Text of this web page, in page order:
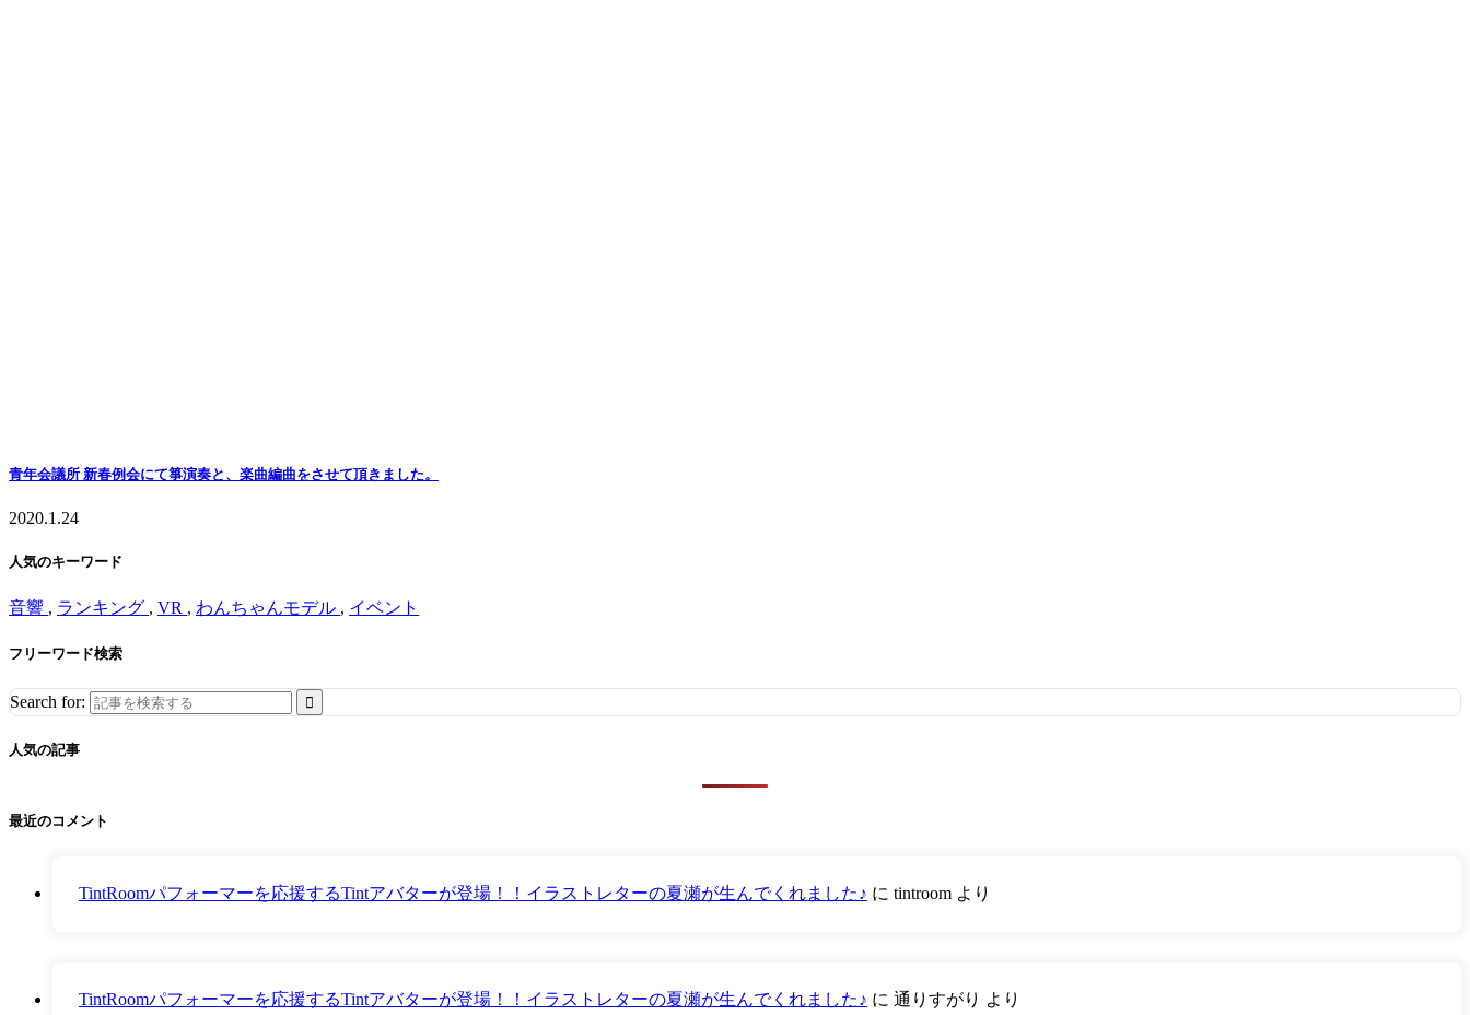
青年会議所 新春例会にて箏演奏と、楽曲編曲をさせて頂きました。
2020.1.24
人気のキーワード
音響 , ランキング , VR , わんちゃんモデル , イベント
フリーワード検索
Search for:
人気の記事
最近のコメント
TintRoomパフォーマーを応援するTintアバターが登場！！イラストレターの夏瀬が生んでくれました♪ に tintroom より
TintRoomパフォーマーを応援するTintアバターが登場！！イラストレターの夏瀬が生んでくれました♪ に 通りすがり より